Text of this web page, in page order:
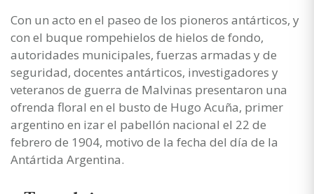
Con un acto en el paseo de los pioneros antárticos, y
con el buque rompehielos de hielos de fondo,
autoridades municipales, fuerzas armadas y de
seguridad, docentes antárticos, investigadores y
veteranos de guerra de Malvinas presentaron una
ofrenda floral en el busto de Hugo Acuña, primer
argentino en izar el pabellón nacional el 22 de
febrero de 1904, motivo de la fecha del día de la
Antártida Argentina.